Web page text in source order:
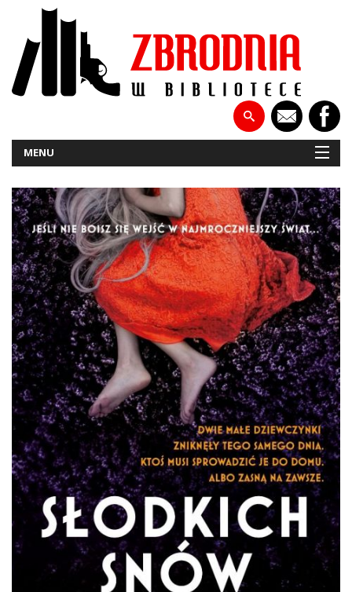
MENU
NOWOŚCI
PATRONATY
WYWIADY
RECENZJE
DO CZYTANIA
NA EKRANIE
KONTAKT